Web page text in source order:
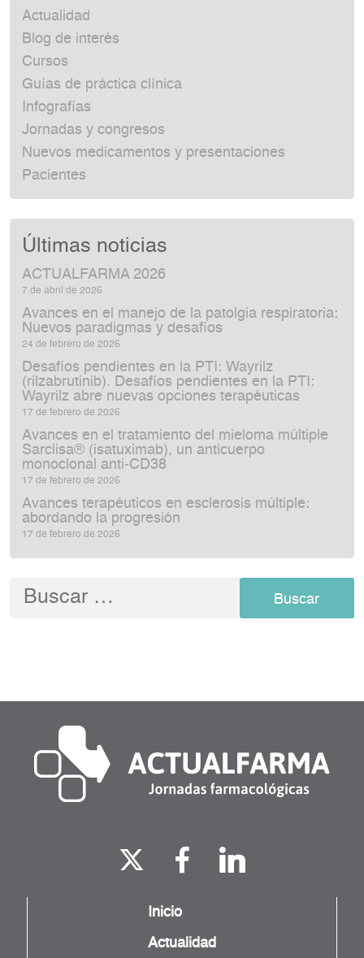
Actualidad
Blog de interés
Cursos
Guías de práctica clínica
Infografías
Jornadas y congresos
Nuevos medicamentos y presentaciones
Pacientes
Últimas noticias
ACTUALFARMA 2026
7 de abril de 2026
Avances en el manejo de la patolgia respiratoria:
Nuevos paradigmas y desafíos
24 de febrero de 2026
Desafíos pendientes en la PTI: Wayrilz
(rilzabrutinib). Desafíos pendientes en la PTI:
Wayrilz abre nuevas opciones terapéuticas
17 de febrero de 2026
Avances en el tratamiento del mieloma múltiple
Sarclisa® (isatuximab), un anticuerpo
monoclonal anti‑CD38
17 de febrero de 2026
Avances terapéuticos en esclerosis múltiple:
abordando la progresión
17 de febrero de 2026
Buscar:
Inicio
Actualidad